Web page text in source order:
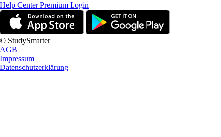
Help CenterPremium Login
© StudySmarter
AGB
Impressum
Datenschutzerklärung